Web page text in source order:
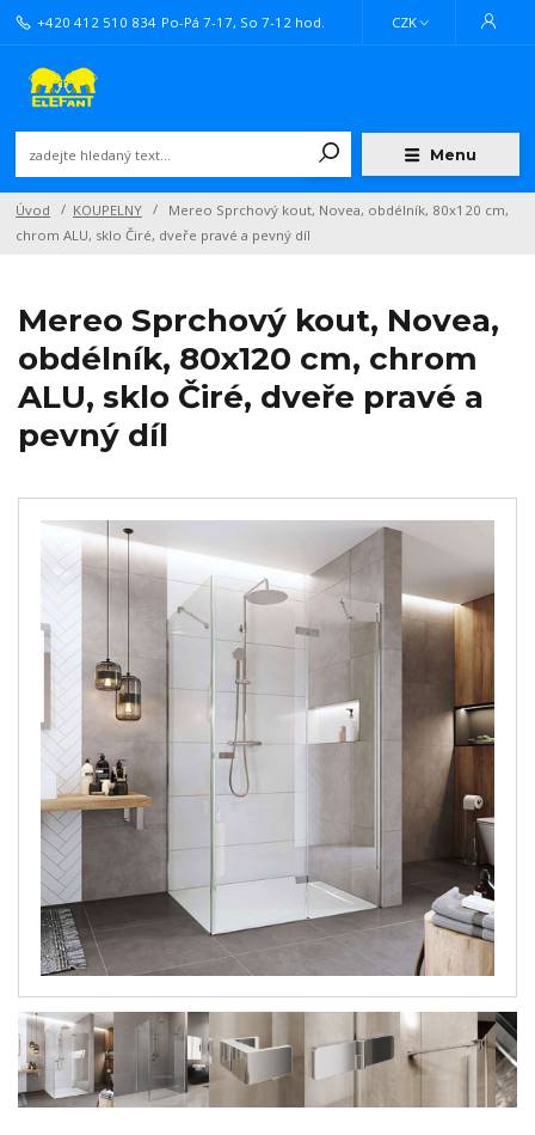
Menu
CZK
+420 412 510 834 Po-Pá 7-17, So 7-12 hod.
Úvod KOUPELNY
Mereo Sprchový kout, Novea, obdélník, 80x120 cm,
chrom ALU, sklo Čiré, dveře pravé a pevný díl
Mereo Sprchový kout, Novea,
obdélník, 80x120 cm, chrom
ALU, sklo Čiré, dveře pravé a
pevný díl